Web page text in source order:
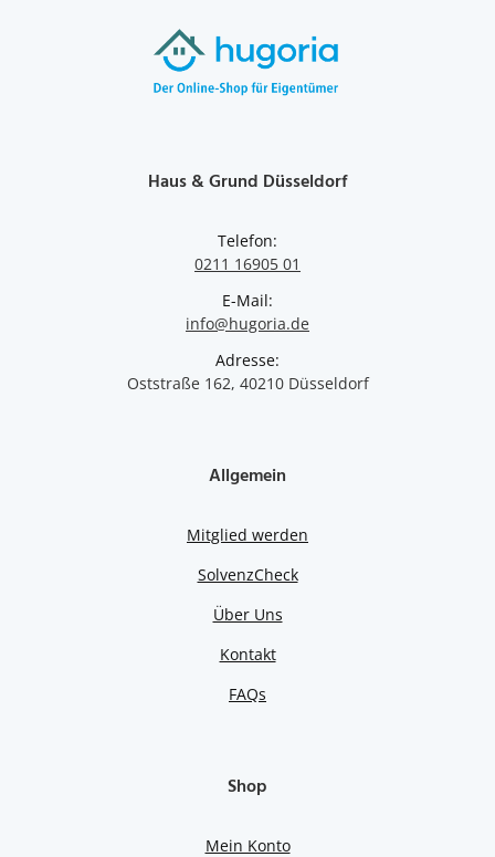
Haus & Grund Düsseldorf
Telefon:
0211 16905 01
E-Mail:
info@hugoria.de
Adresse:
Oststraße 162, 40210 Düsseldorf
Allgemein
Mitglied werden
SolvenzCheck
Über Uns
Kontakt
FAQs
Shop
Mein Konto